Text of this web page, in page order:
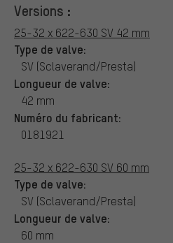
Versions :
25-32 x 622-630 SV 42 mm
Type de valve:
SV (Sclaverand/Presta)
Longueur de valve:
42 mm
Numéro du fabricant:
0181921
25-32 x 622-630 SV 60 mm
Type de valve:
SV (Sclaverand/Presta)
Longueur de valve:
60 mm